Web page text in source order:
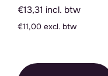
€13,31 incl. btw
€11,00 excl. btw